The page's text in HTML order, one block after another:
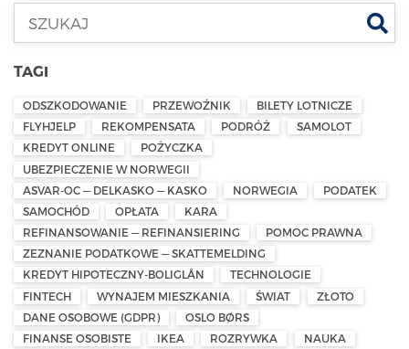
TAGI
ODSZKODOWANIE PRZEWOŹNIK
BILETY LOTNICZE
FLYHJELP
REKOMPENSATA PODRÓŻ
SAMOLOT
KREDYT ONLINE
POŻYCZKA
UBEZPIECZENIE W NORWEGII
ASVAR-OC — DELKASKO — KASKO
NORWEGIA
PODATEK
SAMOCHÓD
OPŁATA
KARA
REFINANSOWANIE — REFINANSIERING
POMOC PRAWNA
ZEZNANIE PODATKOWE — SKATTEMELDING
KREDYT HIPOTECZNY-BOLIGLÅN
TECHNOLOGIE
FINTECH
WYNAJEM MIESZKANIA ŚWIAT
ZŁOTO
DANE OSOBOWE (GDPR)
OSLO BØRS
FINANSE OSOBISTE
IKEA ROZRYWKA
NAUKA